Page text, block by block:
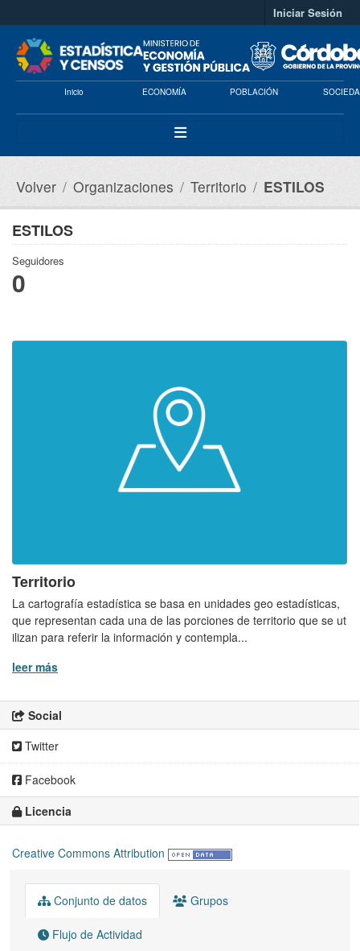
Iniciar Sesión
Inicio ECONOMÍA POBLACIÓN
Volver Organizaciones Territorio ESTILOS
ESTILOS
Seguidores
0
Territorio
La cartografía estadística se basa en unidades geo estadísticas,
que representan cada una de las porciones de territorio que se ut
ilizan para referir la información y contempla...
leer más
Social
Twitter
Facebook
Licencia
Creative Commons Attribution
Conjunto de datos Grupos
Flujo de Actividad